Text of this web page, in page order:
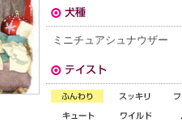
ミニチュアシュナウザー